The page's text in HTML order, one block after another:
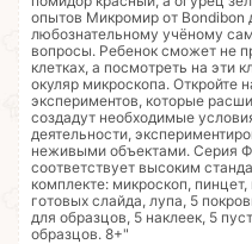
опытов Микромир от
любознательному учёному
вопросы. Ребенок сможет не
клетках, а посмотреть на эти
окуляр микроскопа. Откройте
экспериментов, которые
создадут необходимые
деятельности,
неживыми объектами. Серия
соответствует высоким
комплекте: микроскоп,
готовых слайда, лупа, 5
для образцов, 5 наклеек, 5
образцов. 8+"